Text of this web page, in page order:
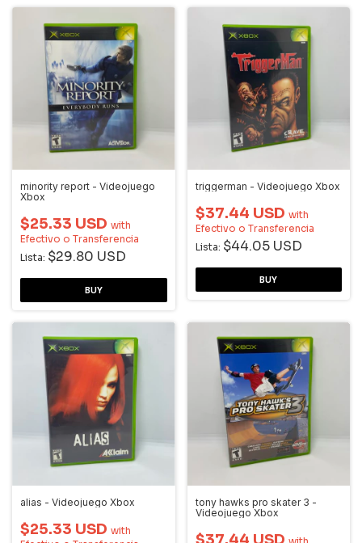
minority report - Videojuego
Xbox
$25.33 USD with
Efectivo o Transferencia
Lista: $29.80 USD
triggerman - Videojuego Xbox
$37.44 USD with
Efectivo o Transferencia
Lista: $44.05 USD
alias - Videojuego Xbox
$25.33 USD with
tony hawks pro skater 3 -
Videojuego Xbox
$37.44 USD with